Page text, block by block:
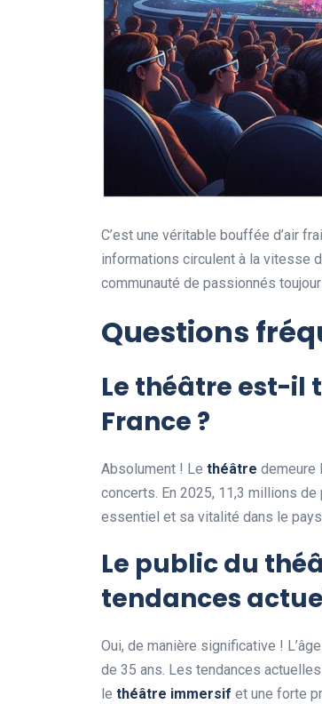
C’est une véritable bouffée d’air
informations circulent à la vitesse
communauté de passionnés
Questions
Le théâtre est-il
France ?
Absolument ! Le théâtre demeure
concerts. En 2025, 11,3 millions
essentiel et sa vitalité dans le
Le public du
tendances
Oui, de manière significative !
de 35 ans. Les tendances
le théâtre immersif et une forte